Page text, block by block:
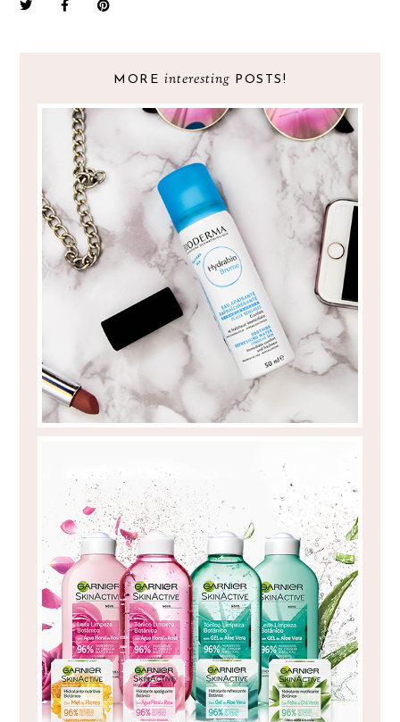
MORE interesting POSTS!
BIODERMA HYDRABIO BRUME
GARNIER SKINACTIVE NATURALS